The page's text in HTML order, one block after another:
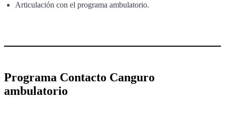
Articulación con el programa ambulatorio.
Programa Contacto Canguro
ambulatorio